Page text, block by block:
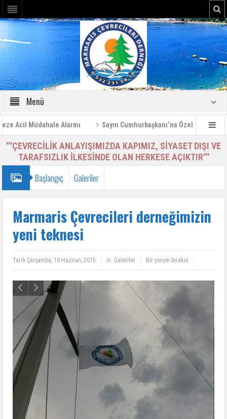
Menü
Müdahale Alarmı Sayın Cumhurbaşkanı’na Özel Bilgilendirme
'''ÇEVRECİLİK ANLAYIŞIMIZDA KAPIMIZ, SİYASET DIŞI VE
TARAFSIZLIK İLKESİNDE OLAN HERKESE AÇIKTIR'''
Başlangıç Galeriler
Marmaris Çevrecileri derneğimizin
yeni teknesi
Tarih:Çarşamba, 10 Haziran, 2015 in: Galeriler Bir yorum bırakın